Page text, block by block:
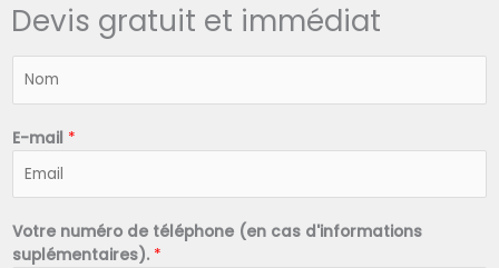
Devis gratuit et immédiat
*
E-mail *
Votre numéro de téléphone (en cas d'informations
suplémentaires). *